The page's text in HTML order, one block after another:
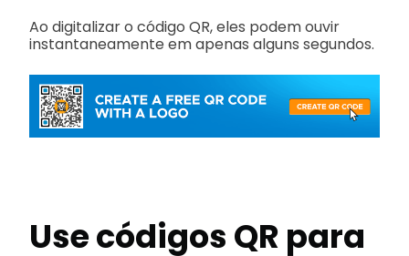
Ao digitalizar o código QR, eles podem ouvir
instantaneamente em apenas alguns segundos.
Use códigos QR para